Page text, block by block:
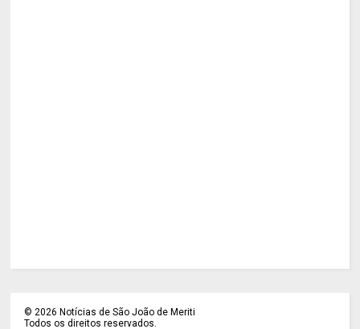
©2026 Notícias de São João de Meriti
Todos os direitos reservados.